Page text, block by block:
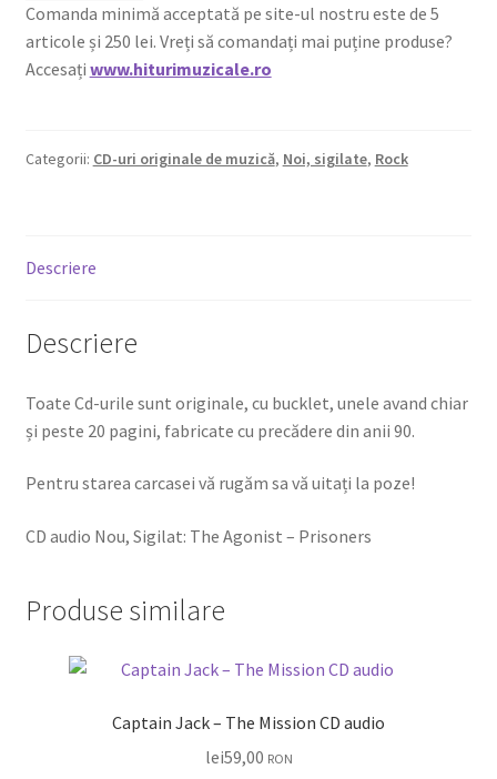
Comanda minimă acceptată pe site-ul nostru este de 5
articole și 250 lei. Vreți să comandați mai puține produse?
Accesați www.hiturimuzicale.ro
Categorii: CD-uri originale de muzică, Noi, sigilate, Rock
Descriere
Descriere
Toate Cd-urile sunt originale, cu bucklet, unele avand chiar
și peste 20 pagini, fabricate cu precădere din anii 90.
Pentru starea carcasei vă rugăm sa vă uitați la poze!
CD audio Nou, Sigilat: The Agonist – Prisoners
Produse similare
Captain Jack – The Mission CD audio
lei59,00 RON